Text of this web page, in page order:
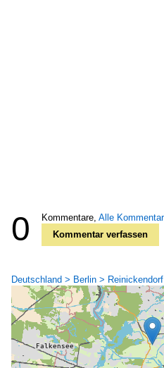
0 Kommentare, Alle
Kommentar verfassen
Deutschland > Berlin >